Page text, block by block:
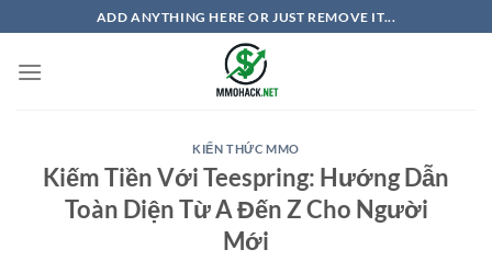
qua
nội
ADD ANYTHING HERE OR JUST REMOVE IT...
KIẾN THỨC MMO
Kiếm Tiền Với Teespring: Hướng Dẫn
Toàn Diện Từ A Đến Z Cho Người
Mới